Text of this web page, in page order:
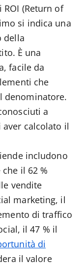
(Return of
si indica una
della
È una
facile da
che
denominatore.
a
calcolato il
includono
il 62 %
vendite
marketing, il
di traffico
il 47 % il
di
il valore